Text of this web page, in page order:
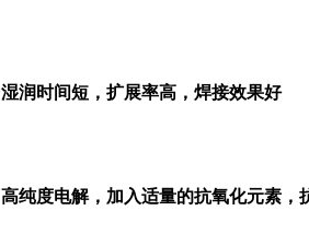
湿润时间短，扩展率高，焊接效果好
高纯度电解，加入适量的抗氧化元素，